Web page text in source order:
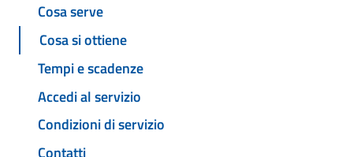
Cosa serve
Cosa si ottiene
Tempi e scadenze
Accedi al servizio
Condizioni di servizio